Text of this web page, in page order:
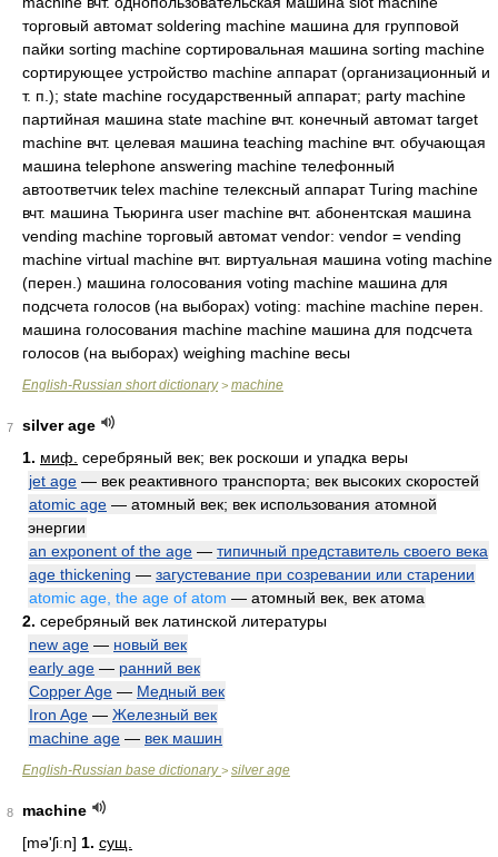
торговый автомат soldering machine машина для групповой
пайки sorting machine сортировальная машина sorting machine
сортирующее устройство machine аппарат (организационный и
т. п.); state machine государственный аппарат; party machine
партийная машина state machine вчт. конечный автомат target
machine вчт. целевая машина teaching machine вчт. обучающая
машина telephone answering machine телефонный
автоответчик telex machine телексный аппарат Turing machine
вчт. машина Тьюринга user machine вчт. абонентская машина
vending machine торговый автомат vendor: vendor = vending
machine virtual machine вчт. виртуальная машина voting machine
(перен.) машина голосования voting machine машина для
подсчета голосов (на выборах) voting: machine machine перен.
машина голосования machine machine машина для подсчета
голосов (на выборах) weighing machine весы
English-Russian short dictionary> machine
7
silver age
1. миф. серебряный век; век роскоши и упадка веры
jet age — век реактивного транспорта; век высоких скоростей
atomic age — атомный век; век использования атомной
энергии
an exponent of the age — типичный представитель своего века
age thickening — загустевание при созревании или старении
atomic age, the age of atom — атомный век, век атома
2. серебряный век латинской литературы
new age — новый век
early age — ранний век
Copper Age — Медный век
Iron Age — Железный век
machine age — век машин
English-Russian base dictionary> silver age
8
machine
[mə'ʃiːn] 1. сущ.